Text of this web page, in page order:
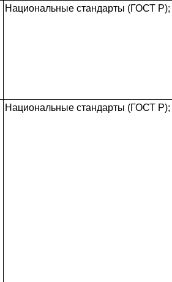
Национальные стандарты (ГОСТ Р);
Национальные стандарты (ГОСТ Р);